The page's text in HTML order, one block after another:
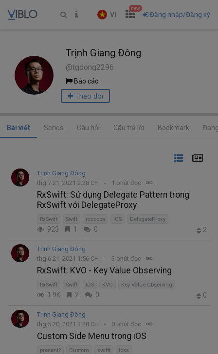
VI
new
Đăng nhập/Đăng ký
Trịnh Giang Đông
@tgdong2296
Báo cáo
Theo dõi
Bài viết Series Câu hỏi Câu trả lời Bookmark
Trịnh Giang Đông
thg 7 21, 2021 2:28 CH
1 phút đọc
RxSwift: Sử dụng Delegate Pattern trong
RxSwift với DelegateProxy
RxSwift Swift rxcocoa iOS DelegateProxy
923 1 0 2
Trịnh Giang Đông
thg 6 21, 2021 1:56 CH
3 phút đọc
RxSwift: KVO - Key Value Observing
RxSwift Swift iOS KVO Key Value Observing
1.9K 2 0 0
Trịnh Giang Đông
thg 5 20, 2021 3:28 CH
0 phút đọc
Custom Side Menu trong iOS
present? Custom swiftt ioss